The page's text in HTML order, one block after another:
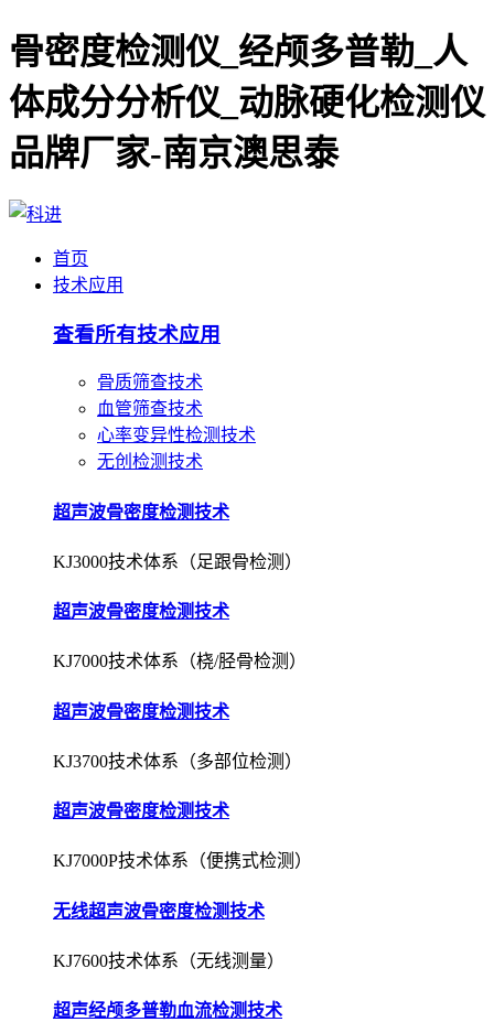
骨密度检测仪_经颅多普勒_人
体成分分析仪_动脉硬化检测仪
品牌厂家-南京澳思泰
首页
技术应用
查看所有技术应用
骨质筛查技术
血管筛查技术
心率变异性检测技术
无创检测技术
超声波骨密度检测技术
KJ3000技术体系（足跟骨检测）
超声波骨密度检测技术
KJ7000技术体系（桡/胫骨检测）
超声波骨密度检测技术
KJ3700技术体系（多部位检测）
超声波骨密度检测技术
KJ7000P技术体系（便携式检测）
无线超声波骨密度检测技术
KJ7600技术体系（无线测量）
超声经颅多普勒血流检测技术